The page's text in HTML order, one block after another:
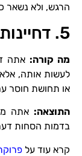
הרגש, ולא נשאר
5. דחיינות כוויסות רגשי
מה קורה: אתה
לעשות אותה,
או תחושת חוסר
התוצאה: אתה
בדמות הסחות
קרא עוד על